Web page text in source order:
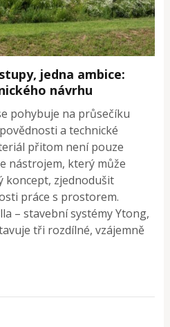
jedna ambice:
návrhu
pohybuje na průsečíku
a technické
přitom není pouze
nástrojem, který může
koncept, zjednodušit
práce s prostorem.
– stavební systémy Ytong,
tři rozdílné, vzájemně